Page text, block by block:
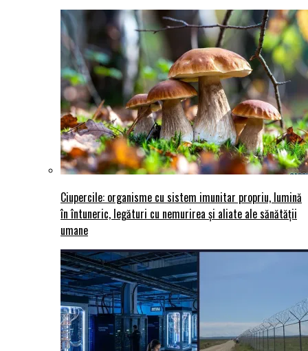
Ciupercile: organisme cu sistem imunitar propriu, lumină
în întuneric, legături cu nemurirea și aliate ale sănătății
umane